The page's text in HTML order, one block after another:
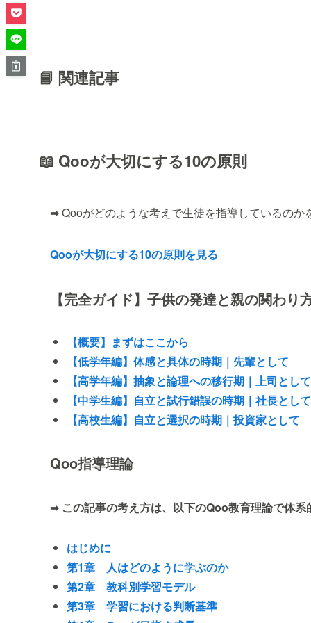
📘 関連記事
📖 Qooが大切にする10の原則
➡ Qooがどのような考えで生徒を指導しているのか
Qooが大切にする10の原則を見る
【完全ガイド】子供の発達と親の関わり
【概要】まずはここから
【低学年編】体感と具体の時期｜先輩として
【高学年編】抽象と論理への移行期｜上司として
【中学生編】自立と試行錯誤の時期｜社長として
【高校生編】自立と選択の時期｜投資家として
Qoo指導理論
➡ この記事の考え方は、以下のQoo教育理論で体系
はじめに
第1章 人はどのように学ぶのか
第2章 教科別学習モデル
第3章 学習における判断基準